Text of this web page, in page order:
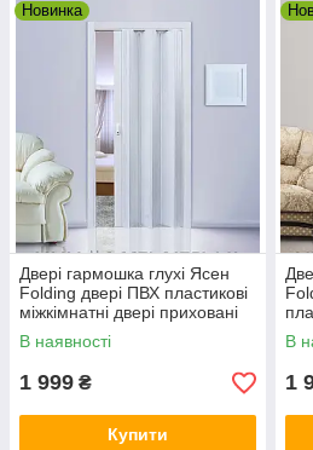
Новинка
Двері гармошка глухі Ясен
Folding двері ПВХ пластикові
міжкімнатні двері приховані
складні
В наявності
1 999 ₴
Купити
В
1